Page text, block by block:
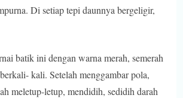
Di setiap tepi daunnya bergeligir,
batik ini dengan warna merah, semerah
kali. Setelah menggambar pola,
meletup-letup, mendidih, sedidih darah